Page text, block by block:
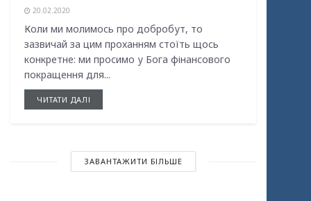
20.02.2020
Коли ми молимось про добробут, то
зазвичай за цим проханням стоїть щось
конкретне: ми просимо у Бога фінансового
покращення для...
ЧИТАТИ ДАЛІ
ЗАВАНТАЖИТИ БІЛЬШЕ